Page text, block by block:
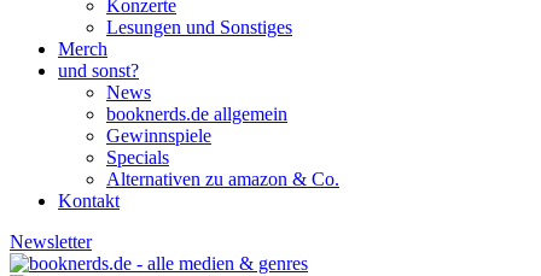
Konzerte
Lesungen und Sonstiges
Merch
und sonst?
News
booknerds.de allgemein
Gewinnspiele
Specials
Alternativen zu amazon & Co.
Kontakt
Newsletter